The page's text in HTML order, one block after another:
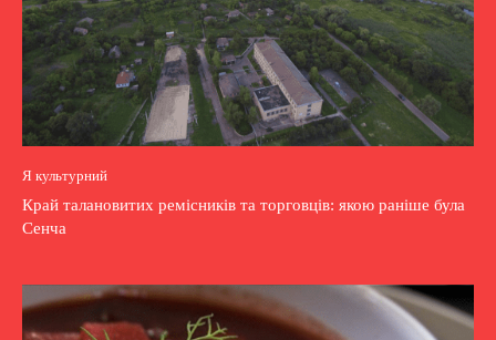
Я культурний
Край талановитих ремісників та торговців: якою раніше була
Сенча